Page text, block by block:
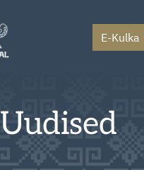
E-Kulka
Uudised